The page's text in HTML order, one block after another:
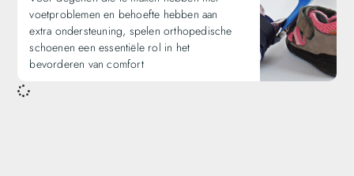
voetproblemen en behoefte hebben aan
extra ondersteuning, spelen orthopedische
schoenen een essentiële rol in het
bevorderen van comfort